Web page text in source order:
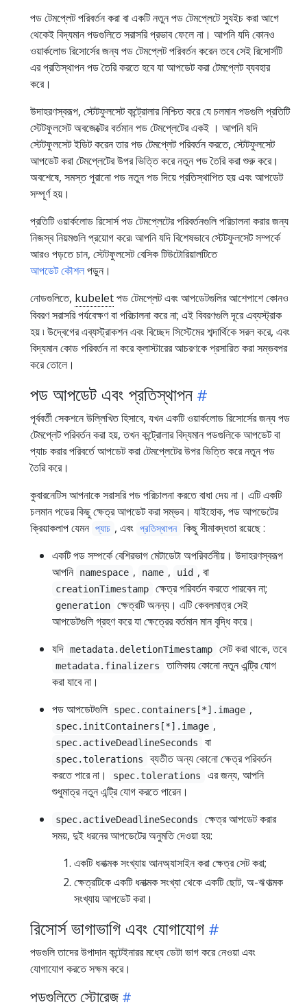
পড টেমপ্লেট পরিবর্তন করা বা একটি নতুন পড টেমপ্লেটে স্যুইচ করা আগে
থেকেই বিদ্যমান পডগুলিতে সরাসরি প্রভাব ফেলে না। আপনি যদি কোনও
ওয়ার্কলোড রিসোর্সের জন্য পড টেমপ্লেট পরিবর্তন করেন তবে সেই রিসোর্সটি
এর প্রতিস্থাপন পড তৈরি করতে হবে যা আপডেট করা টেমপ্লেট ব্যবহার
করে।
উদাহরণস্বরূপ, স্টেটফুলসেট কন্ট্রোলার নিশ্চিত করে যে চলমান পডগুলি প্রতিটি
স্টেটফুলসেট অবজেক্টের বর্তমান পড টেমপ্লেটের একই । আপনি যদি
স্টেটফুলসেট ইডিট করেন তার পড টেমপ্লেট পরিবর্তন করতে, স্টেটফুলসেট
আপডেট করা টেমপ্লেটের উপর ভিত্তি করে নতুন পড তৈরি করা শুরু করে।
অবশেষে, সমস্ত পুরানো পড নতুন পড দিয়ে প্রতিস্থাপিত হয় এবং আপডেট
সম্পূর্ণ হয়।
প্রতিটি ওয়ার্কলোড রিসোর্স পড টেমপ্লেটের পরিবর্তনগুলি পরিচালনা করার জন্য
নিজস্ব নিয়মগুলি প্রয়োগ করে৷ আপনি যদি বিশেষভাবে স্টেটফুলসেট সম্পর্কে
আরও পড়তে চান, স্টেটফুলসেট বেসিক টিউটোরিয়ালটিতে
আপডেট কৌশলপড়ুন।
নোডগুলিতে, kubeletপড টেমপ্লেট এবং আপডেটগুলির আশেপাশে কোনও
বিবরণ সরাসরি পর্যবেক্ষণ বা পরিচালনা করে না; এই বিবরণগুলি দূরে এব্যস্ট্রাক
হয় ৷ উদ্বেগের এব্যস্ট্রাকশন এবং বিচ্ছেদ সিস্টেমের শব্দার্থিকে সরল করে, এবং
বিদ্যমান কোড পরিবর্তন না করে ক্লাস্টারের আচরণকে প্রসারিত করা সম্ভবপর
করে তোলে।
পড আপডেট এবং প্রতিস্থাপন
পূর্ববর্তী সেকশনে উল্লিখিত হিসাবে, যখন একটি ওয়ার্কলোড রিসোর্সের জন্য পড
টেমপ্লেট পরিবর্তন করা হয়, তখন কন্ট্রোলার বিদ্যমান পডগুলিকে আপডেট বা
প্যাচ করার পরিবর্তে আপডেট করা টেমপ্লেটের উপর ভিত্তি করে নতুন পড
তৈরি করে।
কুবারনেটিস আপনাকে সরাসরি পড পরিচালনা করতে বাধা দেয় না। এটি একটি
চলমান পডের কিছু ক্ষেত্র আপডেট করা সম্ভব। যাইহোক, পড আপডেটের
ক্রিয়াকলাপ যেমন প্যাচ , এবং প্রতিস্থাপন
কিছু সীমাবদ্ধতা রয়েছে :
একটি পড সম্পর্কে বেশিরভাগ মেটাডেটা অপরিবর্তনীয়। উদাহরণস্বরূপ
আপনি
namespace , name , uid , বা
creationTimestamp ক্ষেত্র পরিবর্তন করতে পারবেন না;
generation
ক্ষেত্রটি অনন্য। এটি কেবলমাত্র সেই
আপডেটগুলি গ্রহণ করে যা ক্ষেত্রের বর্তমান মান বৃদ্ধি করে।
যদি metadata.deletionTimestamp সেট করা থাকে, তবে
metadata.finalizers
তালিকায় কোনো নতুন এন্ট্রি যোগ
করা যাবে না।
পড আপডেটগুলি
spec.containers[*].image ,
spec.initContainers[*].image ,
spec.activeDeadlineSeconds বা
spec.tolerations
ব্যতীত অন্য কোনো ক্ষেত্র পরিবর্তন
করতে পারে না।
spec.tolerations
এর জন্য, আপনি
শুধুমাত্র নতুন এন্ট্রি যোগ করতে পারেন।
spec.activeDeadlineSeconds
ক্ষেত্র আপডেট করার
সময়, দুই ধরনের আপডেটের অনুমতি দেওয়া হয়:
একটি ধনাত্মক সংখ্যায় আনঅ্যাসাইন করা ক্ষেত্র সেট করা;
ক্ষেত্রটিকে একটি ধনাত্মক সংখ্যা থেকে একটি ছোট, অ-ঋণাত্মক
সংখ্যায় আপডেট করা।
রিসোর্স ভাগাভাগি এবং যোগাযোগ
পডগুলি তাদের উপাদান কন্টেইনারর মধ্যে ডেটা ভাগ করে নেওয়া এবং
যোগাযোগ করতে সক্ষম করে।
পডগুলিতে স্টোরেজ